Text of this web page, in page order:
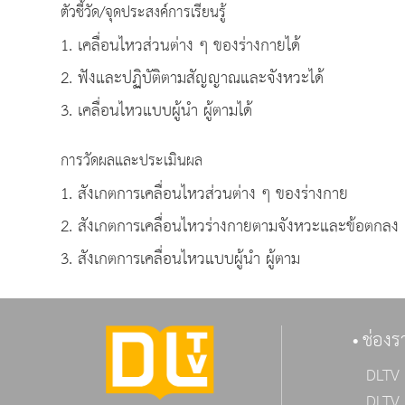
ตัวชี้วัด/จุดประสงค์การเรียนรู้
1. เคลื่อนไหวส่วนต่าง ๆ ของร่างกายได้
2. ฟังและปฏิบัติตามสัญญาณและจังหวะได้
3. เคลื่อนไหวแบบผู้นำ ผู้ตามได้
การวัดผลและประเมินผล
1. สังเกตการเคลื่อนไหวส่วนต่าง ๆ ของร่างกาย
2. สังเกตการเคลื่อนไหวร่างกายตามจังหวะและข้อตกลง
3. สังเกตการเคลื่อนไหวแบบผู้นำ ผู้ตาม
ช่อง